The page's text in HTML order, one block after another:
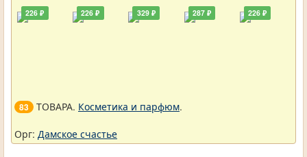
226 ₽ 226 ₽ 329 ₽ 287 ₽ 226 ₽
83 ТОВАРА. Косметика и парфюм.
Орг: Дамское счастье